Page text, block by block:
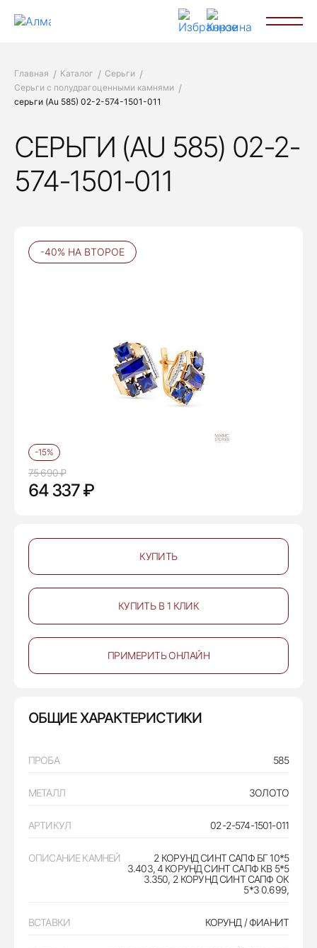
Главная Каталог
Серьги
Серьги с полудрагоценными камнями
серьги (Au 585) 02-2-574-1501-011
СЕРЬГИ (AU 585) 02-2-
574-1501-011
-40% НА ВТОРОЕ
75 690 ₽
-15%
64 337 ₽
ОБЩИЕ ХАРАКТЕРИСТИКИ
ПРОБА 585
МЕТАЛЛ ЗОЛОТО
АРТИКУЛ 02-2-574-1501-011
ОПИСАНИЕ КАМНЕЙ
2 КОРУНД СИНТ САПФ БГ 10*5
3.403, 4 КОРУНД СИНТ САПФ КВ 5*5
3.350, 2 КОРУНД СИНТ САПФ ОК
5*3 0.699,
ВСТАВКИ КОРУНД / ФИАНИТ
КУПИТЬ
КУПИТЬ В 1 КЛИК
ПРИМЕРИТЬ ОНЛАЙН